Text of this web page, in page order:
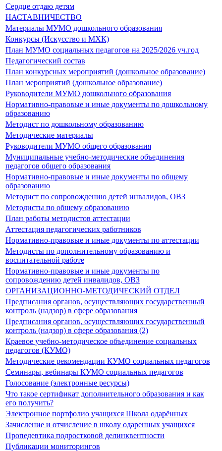
Сердце отдаю детям
НАСТАВНИЧЕСТВО
Материалы МУМО дошкольного образования
Конкурсы (Искусство и МХК)
План МУМО социальных педагогов на 2025/2026 уч.год
Педагогический состав
План конкурсных мероприятий (дошкольное образование)
План мероприятий (дошкольное образование)
Руководители МУМО дошкольного образования
Нормативно-правовые и иные документы по дошкольному
образованию
Методист по дошкольному образованию
Методические материалы
Руководители МУМО общего образования
Муниципальные учебно-методические объединения
педагогов общего образования
Нормативно-правовые и иные документы по общему
образованию
Методист по сопровождению детей инвалидов, ОВЗ
Методисты по общему образованию
План работы методистов аттестации
Аттестация педагогических работников
Нормативно-правовые и иные документы по аттестации
Методисты по дополнительному образованию и
воспитательной работе
Нормативно-правовые и иные документы по
сопровождению детей инвалидов, ОВЗ
ОРГАНИЗАЦИОННО-МЕТОДИЧЕСКИЙ ОТДЕЛ
Предписания органов, осуществляющих государственный
контроль (надзор) в сфере образования
Предписания органов, осуществляющих государственный
контроль (надзор) в сфере образования (2)
Краевое учебно-методическое объединение социальных
педагогов (КУМО)
Методические рекомендации КУМО социальных педагогов
Семинары, вебинары КУМО социальных педагогов
Голосование (электронные ресурсы)
Что такое сертификат дополнительного образования и как
его получить?
Электронное портфолио учащихся Школа одарённых
Зачисление и отчисление в школу одаренных учащихся
Пропедевтика подростковой делинквентности
Публикации мониторингов